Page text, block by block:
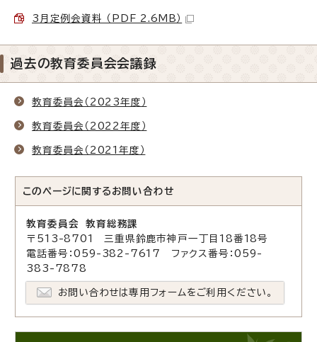
3月定例会資料 （PDF 2.6MB）
過去の教育委員会会議録
教育委員会（2023年度）
教育委員会（2022年度）
教育委員会（2021年度）
このページに関する お問い合わせ
教育委員会 教育総務課
〒513-8701 三重県鈴鹿市神戸一丁目18番18号
電話番号：059-382-7617 ファクス番号：059-
383-7878
お問い合わせは専用フォームをご利用ください。